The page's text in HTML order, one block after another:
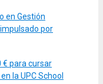
en Gestión
por
€ para cursar
la UPC School